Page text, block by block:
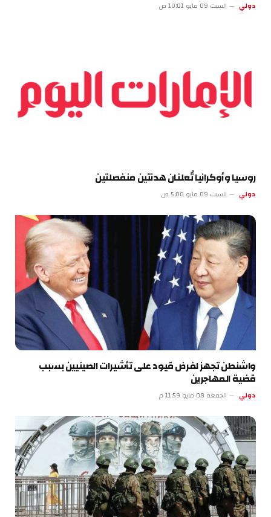
دولي السبت 09 مايو 10:01 ص
روسيا وأوكرانيا تُعلنان هدنتين منفصلتين
دولي السبت 09 مايو 5:00 ص
واشنطن تجهز لفرض قيود على تأشيرات الصينيين بسبب
قضية المهاجرين
دولي الجمعة 08 مايو 11:59 م